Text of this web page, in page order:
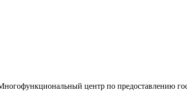
центр по предоставлению